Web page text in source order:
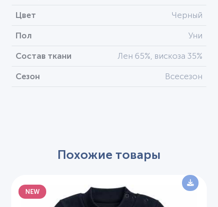
Цвет Черный
Пол Уни
Состав ткани Лен 65%, вискоза 35%
Сезон Всесезон
Похожие товары
NEW